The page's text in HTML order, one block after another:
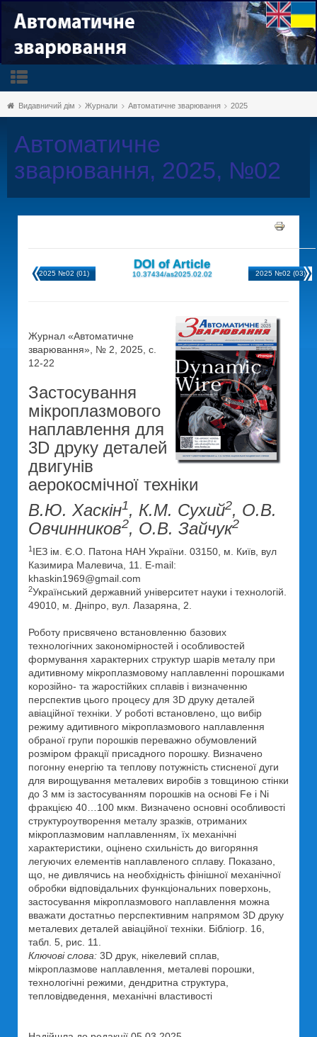
Видавничий дім Журнали Автоматичне зварювання 2025
Автоматичне
зварювання, 2025, №02
2025 №02 (01)
DOI of Article
10.37434/as2025.02.02 2025 №02 (03)
Журнал «Автоматичне
зварювання», № 2, 2025, с.
12-22
Застосування
мікроплазмового
наплавлення для
3D друку деталей
двигунів
аерокосмічної техніки
В.Ю. Хаскін1, К.М. Сухий2, О.В.
Овчинников2, О.В. Зайчук2
1 ІЕЗ ім. Є.О. Патона НАН України. 03150, м. Київ, вул
Казимира Малевича, 11. E-mail:
khaskin1969@gmail.com
2Український державний університет науки і технологій.
49010, м. Дніпро, вул. Лазаряна, 2.
Роботу присвячено встановленню базових
технологічних закономірностей і особливостей
формування характерних структур шарів металу при
адитивному мікроплазмовому наплавленні порошками
корозійно- та жаростійких сплавів і визначенню
перспектив цього процесу для 3D друку деталей
авіаційної техніки. У роботі встановлено, що вибір
режиму адитивного мікроплазмового наплавлення
обраної групи порошків переважно обумовлений
розміром фракції присадного порошку. Визначено
погонну енергію та теплову потужність стисненої дуги
для вирощування металевих виробів з товщиною стінки
до 3 мм із застосуванням порошків на основі Fe і Ni
фракцією 40…100 мкм. Визначено основні особливості
структуроутворення металу зразків, отриманих
мікроплазмовим наплавленням, їх механічні
характеристики, оцінено схильність до вигоряння
легуючих елементів наплавленого сплаву. Показано,
що, не дивлячись на необхідність фінішної механічної
обробки відповідальних функціональних поверхонь,
застосування мікроплазмового наплавлення можна
вважати достатньо перспективним напрямом 3D друку
металевих деталей авіаційної техніки. Бібліогр. 16,
табл. 5, рис. 11.
Ключові слова: 3D друк, нікелевий сплав,
мікроплазмове наплавлення, металеві порошки,
технологічні режими, дендритна структура,
тепловідведення, механічні властивості